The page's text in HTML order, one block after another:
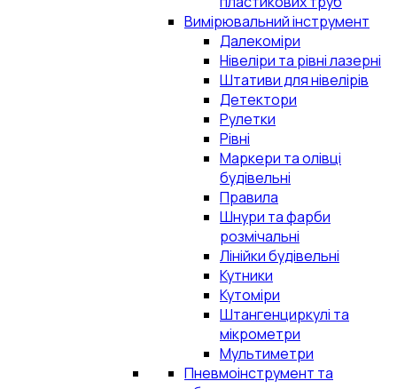
Вимірювальний інструмент
Далекоміри
Нівеліри та рівні лазерні
Штативи для нівелірів
Детектори
Рулетки
Рівні
Маркери та олівці
будівельні
Правила
Шнури та фарби
розмічальні
Лінійки будівельні
Кутники
Кутоміри
Штангенциркулі та
мікрометри
Мультиметри
Пневмоінструмент та